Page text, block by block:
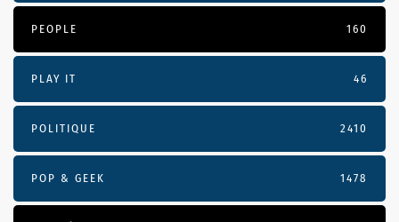
PEOPLE 160
PLAY IT 46
POLITIQUE 2410
POP & GEEK 1478